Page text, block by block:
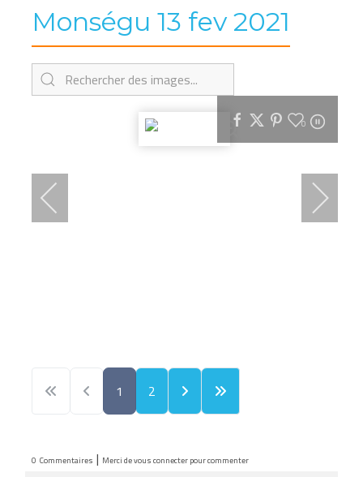
Monségu 13 fev 2021
0
1 2
0 Commentaires | Merci de vous connecter pour commenter